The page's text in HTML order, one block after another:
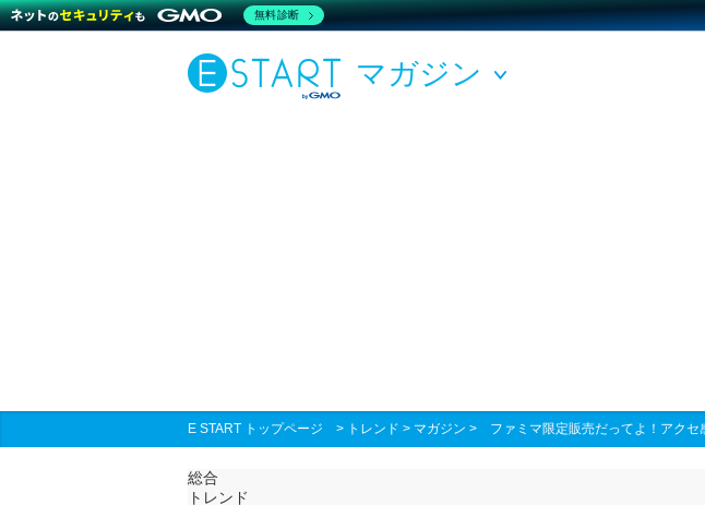
マガジン
E START トップページ > トレンド > マガジン > ファミマ限定販売だってよ！アク
総合
トレンド
無料診断